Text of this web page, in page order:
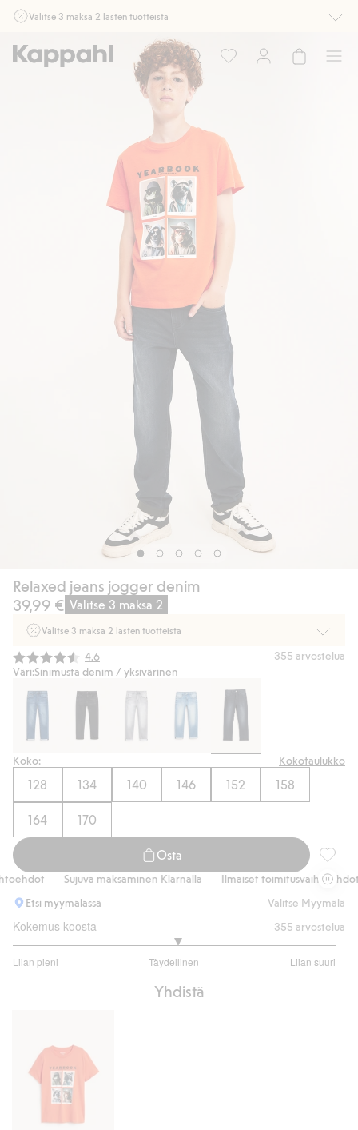
Valitse 3 maksa 2 lasten tuotteista
Ei Newbie. Ostaessasi 2 tuotetta tai enemmän. Voimassa 3-16.8. asti
myymälässä ja verkossa. Ei voi yhdistää muihin alennuksiin tai tarjouksiin.
Osta nyt
Relaxed jeans jogger denim
39,99 € Valitse 3 maksa 2
Valitse 3 maksa 2 lasten tuotteista
Ei Newbie. Ostaessasi 2 tuotetta tai enemmän. Voimassa 3-16.8. asti
myymälässä ja verkossa. Ei voi yhdistää muihin alennuksiin tai tarjouksiin.
Osta nyt
Keskimääräinen luokitus:
4.6 355 arvostelua
Väri:Sinimusta denim / yksivärinen
Koko: Kokotaulukko
128 134 140 146 152 158
164 170
Osta
Sujuva maksaminen Klarnalla
Ilmaiset toimitusvaihtoehdot
Etsi myymälässä
Valitse Myymälä
Kokemus koosta
Liian pieni Täydellinen Liian suuri
/
355 arvostelua
Yhdistä